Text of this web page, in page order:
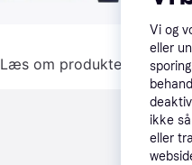
Læs om produktet
Vi og
eller
ikke
eller